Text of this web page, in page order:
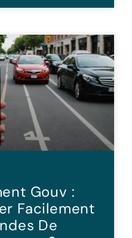
Gouv :
Facilement
De